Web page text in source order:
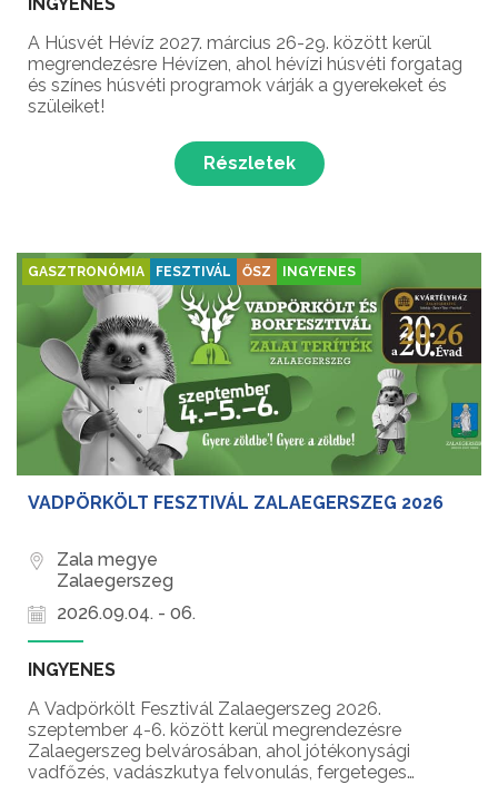
INGYENES
A Húsvét Hévíz 2027. március 26-29. között kerül
megrendezésre Hévízen, ahol hévízi húsvéti forgatag
és színes húsvéti programok várják a gyerekeket és
szüleiket!
Részletek
GASZTRONÓMIA FESZTIVÁL ŐSZ INGYENES
VADPÖRKÖLT FESZTIVÁL ZALAEGERSZEG 2026
Zala megye
Zalaegerszeg
2026.09.04. - 06.
INGYENES
A Vadpörkölt Fesztivál Zalaegerszeg 2026.
szeptember 4-6. között kerül megrendezésre
Zalaegerszeg belvárosában, ahol jótékonysági
vadfőzés, vadászkutya felvonulás, fergeteges